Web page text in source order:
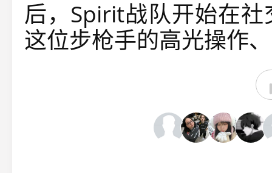
后，Spirit战队开始在
这位步枪手的高光操作